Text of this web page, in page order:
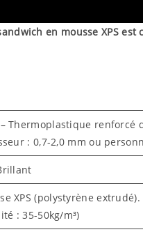
en mousse XPS
– Thermoplastique renforcé
: 0,7-2,0 mm ou
XPS (polystyrène extrudé).
: 35-50kg/m³)